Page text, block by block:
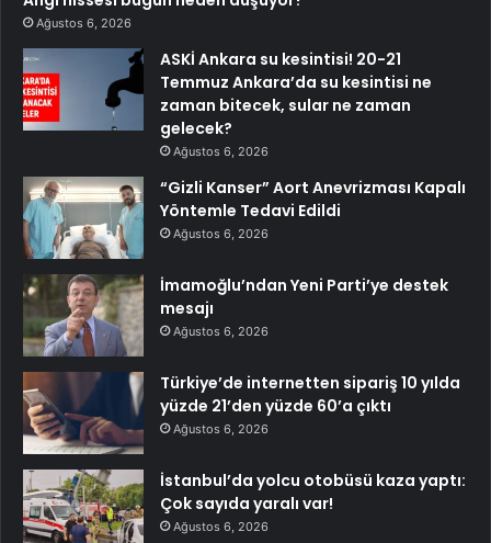
Ağustos 6, 2026
ASKİ Ankara su kesintisi! 20-21
Temmuz Ankara’da su kesintisi ne
zaman bitecek, sular ne zaman
gelecek?
Ağustos 6, 2026
“Gizli Kanser” Aort Anevrizması Kapalı
Yöntemle Tedavi Edildi
Ağustos 6, 2026
İmamoğlu’ndan Yeni Parti’ye destek
mesajı
Ağustos 6, 2026
Türkiye’de internetten sipariş 10 yılda
yüzde 21’den yüzde 60’a çıktı
Ağustos 6, 2026
İstanbul’da yolcu otobüsü kaza yaptı:
Çok sayıda yaralı var!
Ağustos 6, 2026